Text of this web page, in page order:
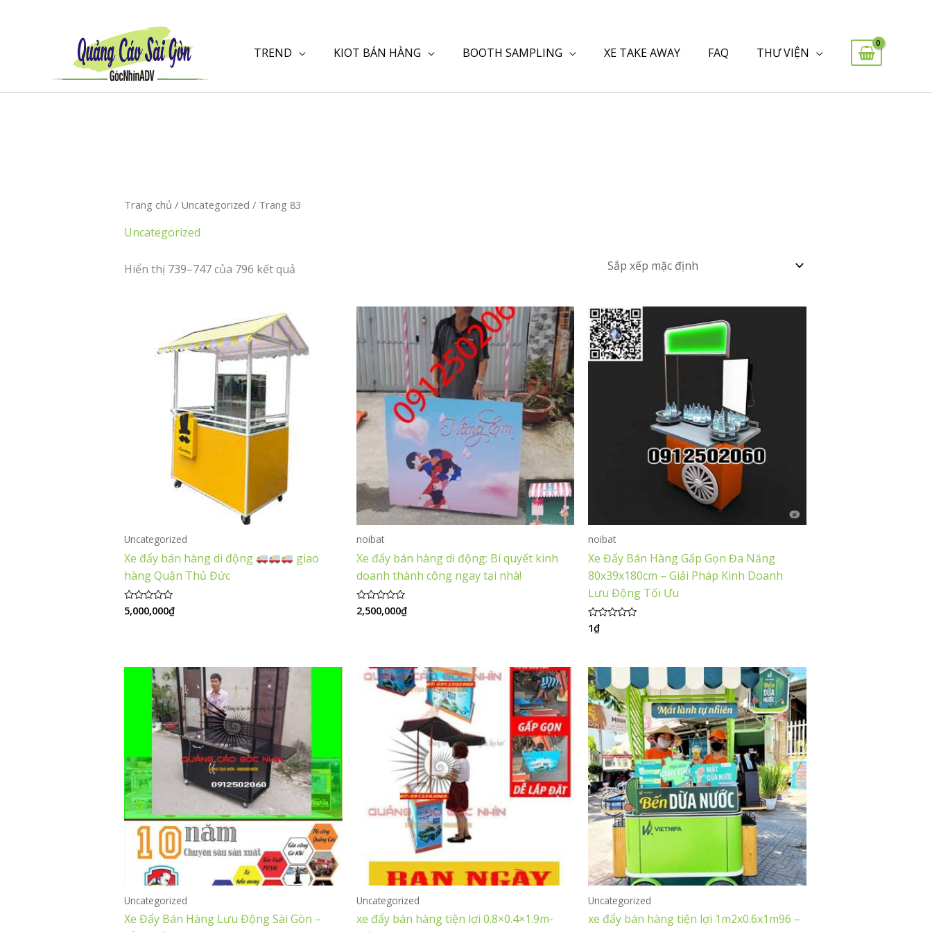
TREND KIOT BÁN HÀNG BOOTH SAMPLING XE TAKE AWAY FAQ THƯ VIỆN
Trang chủ / Uncategorized / Trang 83
Uncategorized
Hiển thị 739–747 của 796 kết quả
Uncategorized
Xe đẩy bán hàng di động
giao
hàng Quận Thủ Đức
Được
xếp
5,000,000₫
noibat
Xe đẩy bán hàng di động: Bí quyết kinh
doanh thành công ngay tại nhà!
Được
xếp
2,500,000₫
noibat
Xe Đẩy Bán Hàng Gấp Gọn Đa Năng
80x39x180cm – Giải Pháp Kinh Doanh
Lưu Động Tối Ưu
Được
xếp
sao
1₫
Uncategorized
Xe Đẩy Bán Hàng Lưu Động Sài Gòn –
Uncategorized
xe đẩy bán hàng tiện lợi 0.8×0.4×1.9m-
Uncategorized
xe đẩy bán hàng tiện lợi 1m2x0.6x1m96 –